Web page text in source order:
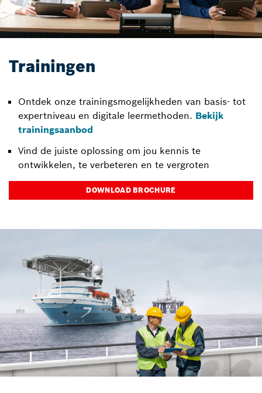
Trainingen
Ontdek onze trainingsmogelijkheden van basis- tot
expertniveau en digitale leermethoden. Bekijk
trainingsaanbod
Vind de juiste oplossing om jou kennis te
ontwikkelen, te verbeteren en te vergroten
DOWNLOAD BROCHURE